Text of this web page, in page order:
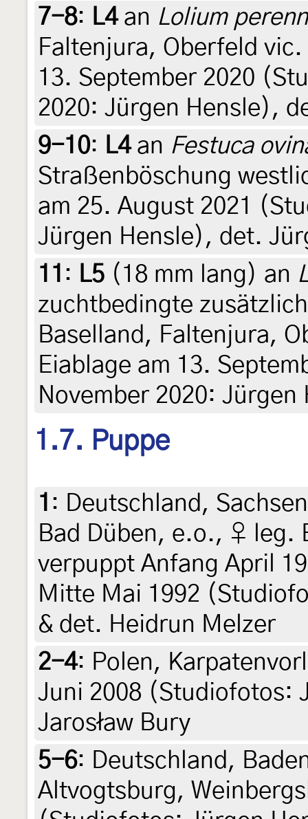
7-8: L4an Lolium
Faltenjura, Oberfeld
13. September 2020
2020: Jürgen Hensle),
9-10: L4an Festuca
Straßenböschung
am 25. August 2021
Jürgen Hensle), det.
11 : L5 (18 mm lang) an
zuchtbedingte
Baselland, Faltenjura,
Eiablage am 13.
November 2020:
1.7. Puppe
1 : Deutschland,
Bad Düben, e.o., ♀ leg.
verpuppt Anfang April
Mitte Mai 1992
& det. Heidrun Melzer
2-4: Polen,
Juni 2008 (Studiofotos:
Jarosław Bury
5-6: Deutschland,
Altvogtsburg,